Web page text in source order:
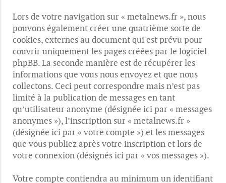
Lors de votre navigation sur « metalnews.fr », nous
pouvons également créer une quatrième sorte de
cookies, externes au document qui est prévu pour
couvrir uniquement les pages créées par le logiciel
phpBB. La seconde manière est de récupérer les
informations que vous nous envoyez et que nous
collectons. Ceci peut correspondre mais n’est pas
limité à la publication de messages en tant
qu’utilisateur anonyme (désignée ici par « messages
anonymes »), l’inscription sur « metalnews.fr »
(désignée ici par « votre compte ») et les messages
que vous publiez après votre inscription et lors de
votre connexion (désignés ici par « vos messages »).
Votre compte contiendra au minimum un identifiant